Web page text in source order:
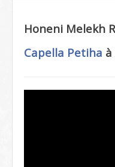
Honeni Melekh
Capella Petiha à